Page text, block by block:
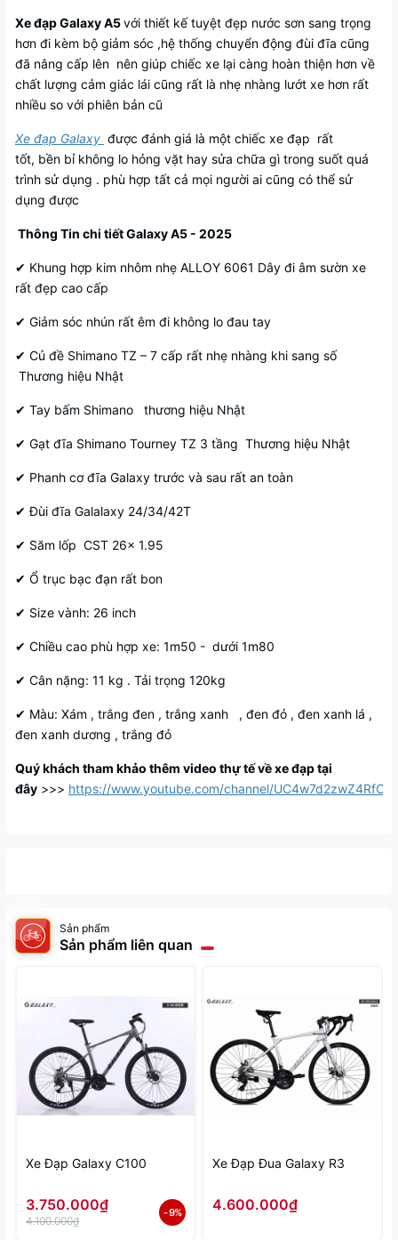
Xe đạp Galaxy A5với thiết kế tuyệt đẹp nước sơn sang trọng
hơn đi kèm bộ giảm sóc ,hệ thống chuyển động đùi đĩa cũng
đã nâng cấp lên nên giúp chiếc xe lại càng hoàn thiện hơn về
chất lượng cảm giác lái cũng rất là nhẹ nhàng lướt xe hơn rất
nhiều so với phiên bản cũ
Xe đạp Galaxy được đánh giá là một chiếc xe đạp rất
tốt, bền bỉ không lo hỏng vặt hay sửa chữa gì trong suốt quá
trình sử dụng . phù hợp tất cả mọi người ai cũng có thể sử
dụng được
Thông Tin chi tiết Galaxy A5 - 2025
✔ Khung hợp kim nhôm nhẹ ALLOY 6061 Dây đi âm sườn xe
rất đẹp cao cấp
✔ Giảm sóc nhún rất êm đi không lo đau tay
✔ Củ đề Shimano TZ – 7 cấp rất nhẹ nhàng khi sang số
Thương hiệu Nhật
✔ Tay bấm Shimano thương hiệu Nhật
✔ Gạt đĩa Shimano Tourney TZ 3 tầng Thương hiệu Nhật
✔ Phanh cơ đĩa Galaxy trước và sau rất an toàn
✔ Đùi đĩa Galalaxy 24/34/42T
✔ Săm lốp CST 26x 1.95
✔ Ổ trục bạc đạn rất bon
✔ Size vành: 26 inch
✔ Chiều cao phù hợp xe: 1m50 - dưới 1m80
✔ Cân nặng: 11 kg . Tải trọng 120kg
✔ Màu: Xám , trắng đen , trắng xanh , đen đỏ , đen xanh lá ,
đen xanh dương , trắng đỏ
Quý khách tham khảo thêm video thự tế về xe đạp tại
đây >>> https://www.youtube.com/channel/
Sản phẩm
Sản phẩm liên quan
Xe Đạp Galaxy C100
3.750.000₫
4.100.000₫
- 9%
Xe Đạp Đua Galaxy R3
4.600.000₫